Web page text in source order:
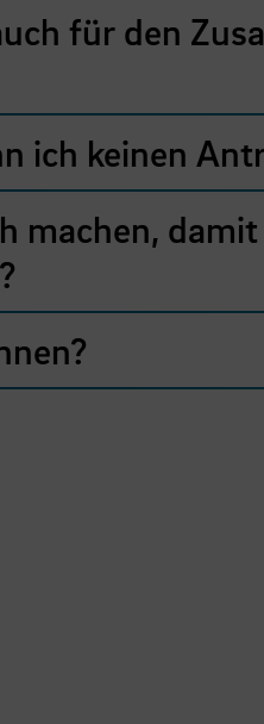
für den
ich keinen
machen,